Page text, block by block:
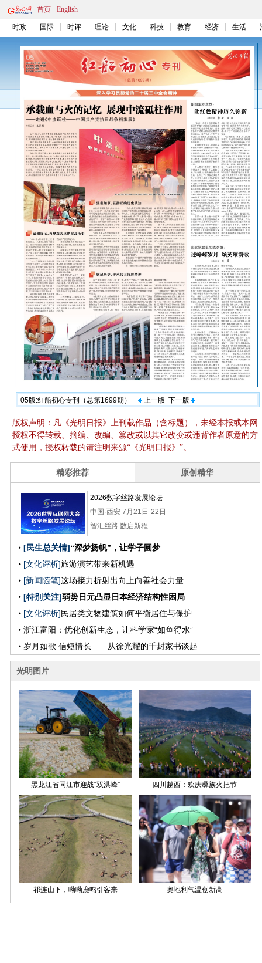
首页 English
时政 国际 时评 理论 文化 科技 教育 经济 生活
05版:红船初心专刊（总第1699期） 上一版 下一版
版权声明：凡《光明日报》上刊载作品（含标题），未经本报或本网
授权不得转载、摘编、改编、篡改或以其它改变或违背作者原意的方
式使用，授权转载的请注明来源“《光明日报》”。